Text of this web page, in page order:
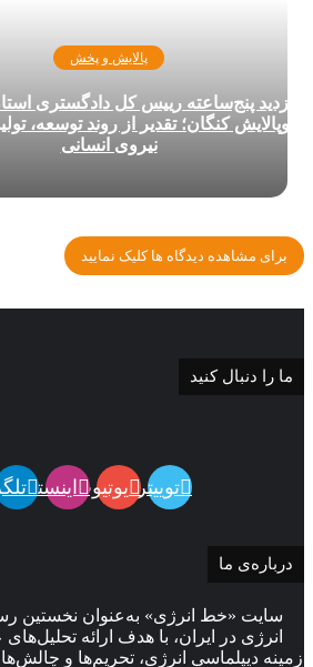
پالایش و پخش
بازدید پنج‌ساعته رییس کل دادگستری
پتروپالایش کنگان؛ تقدیر از روند توسعه،
نیروی انسانی
برای مشاهده دیدگاه ها کلیک نمایید
ما را دنبال کنید
توییتر یوتیوب
درباره‌ی ما
سایت «خط انرژی» به‌عنوان نخستین
انرژی در ایران، با هدف ارائه
زمینه دیپلماسی انرژی، تحریم‌ها و